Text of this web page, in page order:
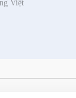
Việt